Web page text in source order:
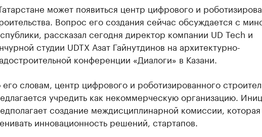
может появиться центр цифрового и
Вопрос его создания сейчас обсуждается с
рассказал сегодня директор компании UD Tech и
студии UDTX Азат Гайнутдинов на архитектурно-
конференции «Диалоги» в Казани.
словам, центр цифрового и роботизированного
учредить как некоммерческую организацию.
создание междисциплинарной комиссии, которая
инновационность решений, стартапов.